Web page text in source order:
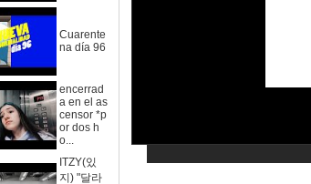
Cuarente
na día 96
encerrad
a en el as
censor *p
or dos h
o...
ITZY(있
지) "달라